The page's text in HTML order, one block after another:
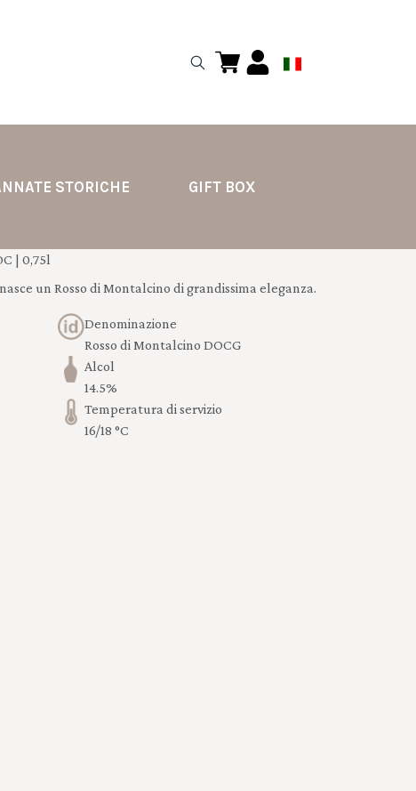
STORICHE GIFT BOX
| 0,75l
un Rosso di Montalcino di grandissima eleganza.
Denominazione
Rosso di Montalcino DOCG
Alcol
14.5%
Temperatura di servizio
16/18 °C